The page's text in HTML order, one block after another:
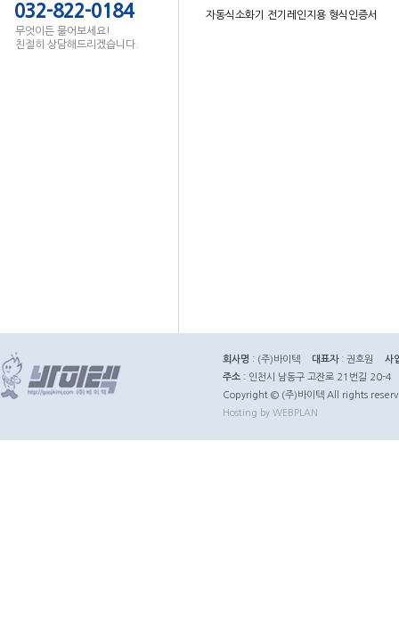
032-822-0184
무엇이든 물어보세요!
친절히 상담해드리겠습니다.
자동식소화기 전기레인지용 형식인증서
회사명 : (주)바이텍 대표자: 권호원
사
주소 : 인천시 남동구 고잔로 21번길 20-4
Copyright © (주)바이텍 All rights
Hosting by WEBPLAN